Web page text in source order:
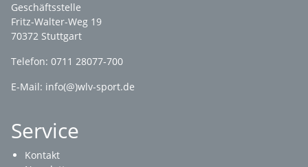
Geschäftsstelle
Fritz-Walter-Weg 19
70372 Stuttgart
Telefon: 0711 28077-700
E-Mail: info(@)wlv-sport.de
Service
Kontakt